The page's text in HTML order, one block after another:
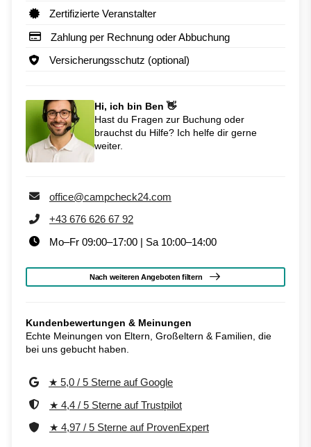
Zertifizierte Veranstalter
Zahlung per Rechnung oder Abbuchung
Versicherungsschutz (optional)
Hi, ich bin Ben 👋
Hast du Fragen zur Buchung oder
brauchst du Hilfe? Ich helfe dir gerne
weiter.
office@campcheck24.com
+43 676 626 67 92
Mo–Fr 09:00–17:00 | Sa 10:00–14:00
Nach weiteren Angeboten filtern
Kundenbewertungen & Meinungen
Echte Meinungen von Eltern, Großeltern & Familien, die
bei uns gebucht haben.
★ 5,0 / 5 Sterne auf Google
★ 4,4 / 5 Sterne auf Trustpilot
★ 4,97 / 5 Sterne auf ProvenExpert